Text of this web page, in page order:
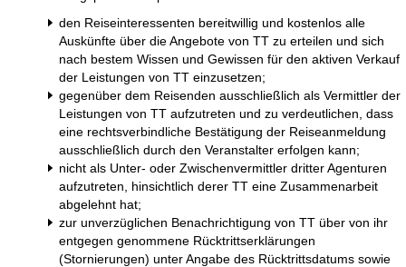
den Reiseinteressenten bereitwillig und kostenlos alle
Auskünfte über die Angebote von TT zu erteilen und sich
nach bestem Wissen und Gewissen für den aktiven Verkauf
der Leistungen von TT einzusetzen;
gegenüber dem Reisenden ausschließlich als Vermittler der
Leistungen von TT aufzutreten und zu verdeutlichen, dass
eine rechtsverbindliche Bestätigung der Reiseanmeldung
ausschließlich durch den Veranstalter erfolgen kann;
nicht als Unter- oder Zwischenvermittler dritter Agenturen
aufzutreten, hinsichtlich derer TT eine Zusammenarbeit
abgelehnt hat;
zur unverzüglichen Benachrichtigung von TT über von ihr
entgegen genommene Rücktrittserklärungen
(Stornierungen) unter Angabe des Rücktrittsdatums sowie